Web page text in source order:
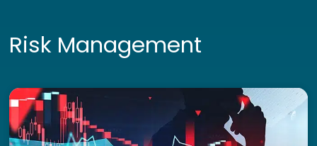
Nos solutions
Risk Management